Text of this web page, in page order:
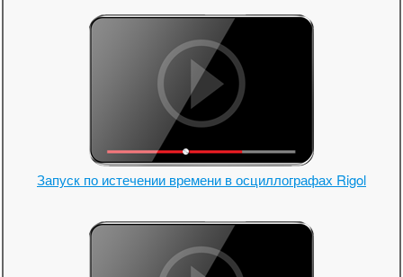
Запуск по истечении времени в осциллографах Rigol